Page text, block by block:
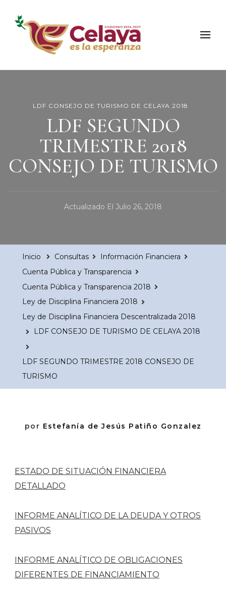
Municipio de Celaya
Portal Oficial del Municipio de Celaya
LDF CONSEJO DE TURISMO DE CELAYA 2018
LDF SEGUNDO
TRIMESTRE 2018
CONSEJO DE TURISMO
Actualizado El Julio 26, 2018
Inicio Consultas
Información Financiera
Cuenta Pública y Transparencia
Cuenta Pública y Transparencia 2018
Ley de Disciplina Financiera 2018
Ley de Disciplina Financiera Descentralizada 2018
LDF CONSEJO DE TURISMO DE CELAYA 2018
LDF SEGUNDO TRIMESTRE 2018 CONSEJO DE
TURISMO
por Estefanía de Jesús Patiño Gonzalez
ESTADO DE SITUACIÓN FINANCIERA
DETALLADO
INFORME ANALÍTICO DE LA DEUDA Y OTROS
PASIVOS
INFORME ANALÍTICO DE OBLIGACIONES
DIFERENTES DE FINANCIAMIENTO